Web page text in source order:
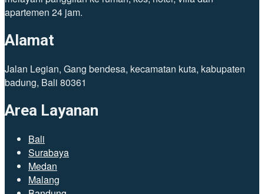
apartemen 24 jam.
Alamat
Jalan Legian, Gang bendesa, kecamatan kuta, kabupaten
badung, Bali 80361
Area Layanan
Bali
Surabaya
Medan
Malang